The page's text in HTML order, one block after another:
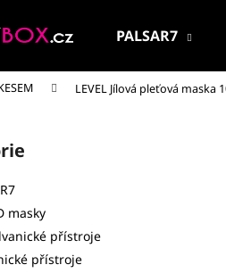
PALSAR7
LEVEL Jílová pleťová maska
masky
přístroje
přístroje